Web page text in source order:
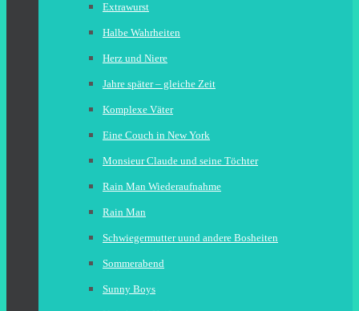
Extrawurst
Halbe Wahrheiten
Herz und Niere
Jahre später – gleiche Zeit
Komplexe Väter
Eine Couch in New York
Monsieur Claude und seine Töchter
Rain Man Wiederaufnahme
Rain Man
Schwiegermutter uund andere Bosheiten
Sommerabend
Sunny Boys